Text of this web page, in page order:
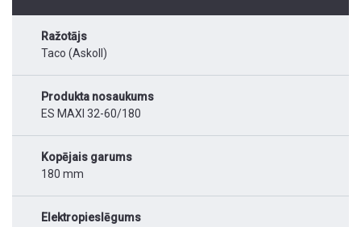
Ražotājs
Taco (Askoll)
Produkta nosaukums
ES MAXI 32-60/180
Kopējais garums
180 mm
Elektropieslēgums